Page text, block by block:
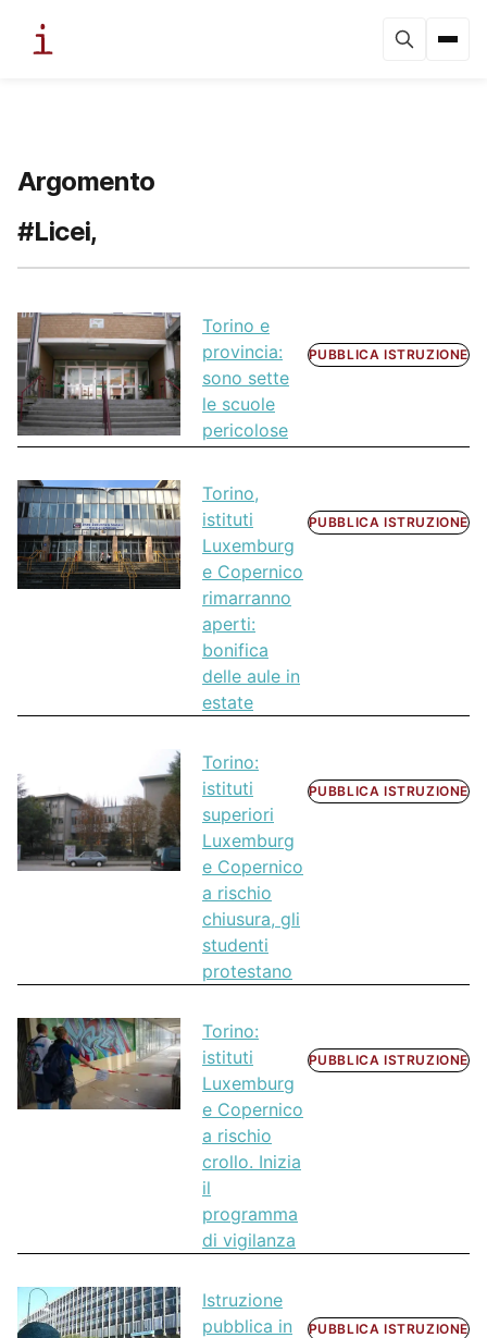
Argomento
#Licei,
Torino e
provincia:
sono sette
le scuole
pericolose
PUBBLICA ISTRUZIONE
Torino,
istituti
Luxemburg
e Copernico
rimarranno
aperti:
bonifica
delle aule in
estate
PUBBLICA ISTRUZIONE
Torino:
istituti
superiori
Luxemburg
e Copernico
a rischio
chiusura, gli
studenti
protestano
PUBBLICA ISTRUZIONE
Torino:
istituti
Luxemburg
e Copernico
a rischio
crollo. Inizia
il
programma
di vigilanza
PUBBLICA ISTRUZIONE
Istruzione
pubblica in
PUBBLICA ISTRUZIONE